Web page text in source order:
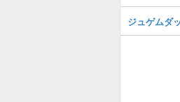
ジュゲムダ